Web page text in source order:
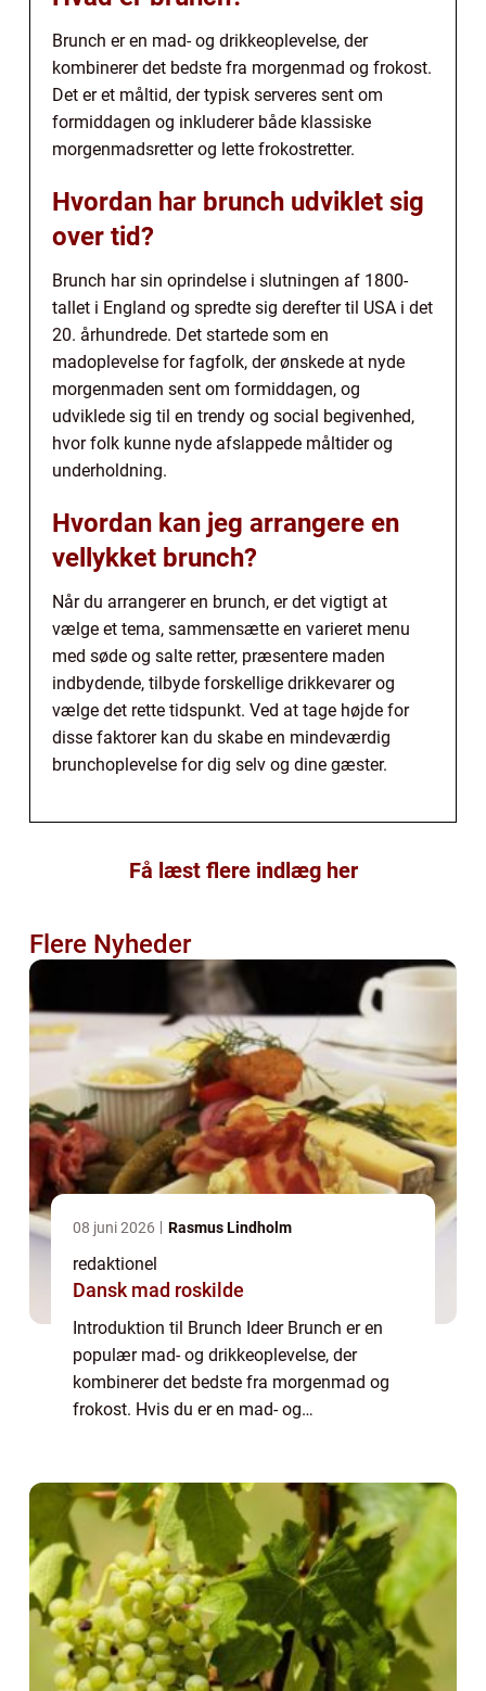
Brunch er en mad- og drikkeoplevelse, der
kombinerer det bedste fra morgenmad og frokost.
Det er et måltid, der typisk serveres sent om
formiddagen og inkluderer både klassiske
morgenmadsretter og lette frokostretter.
Hvordan har brunch udviklet sig
over tid?
Brunch har sin oprindelse i slutningen af 1800-
tallet i England og spredte sig derefter til USA i det
20. århundrede. Det startede som en
madoplevelse for fagfolk, der ønskede at nyde
morgenmaden sent om formiddagen, og
udviklede sig til en trendy og social begivenhed,
hvor folk kunne nyde afslappede måltider og
underholdning.
Hvordan kan jeg arrangere en
vellykket brunch?
Når du arrangerer en brunch, er det vigtigt at
vælge et tema, sammensætte en varieret menu
med søde og salte retter, præsentere maden
indbydende, tilbyde forskellige drikkevarer og
vælge det rette tidspunkt. Ved at tage højde for
disse faktorer kan du skabe en mindeværdig
brunchoplevelse for dig selv og dine gæster.
Få læst flere indlæg her
Flere Nyheder
08 juni 2026 Rasmus Lindholm
redaktionel
Dansk mad roskilde
Introduktion til Brunch Ideer Brunch er en
populær mad- og drikkeoplevelse, der
kombinerer det bedste fra morgenmad og
frokost. Hvis du er en mad- og
måltidssammens...